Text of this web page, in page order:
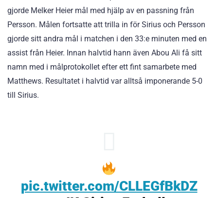
gjorde Melker Heier mål med hjälp av en passning från
Persson. Målen fortsatte att trilla in för Sirius och Persson
gjorde sitt andra mål i matchen i den 33:e minuten med en
assist från Heier. Innan halvtid hann även Abou Ali få sitt
namn med i målprotokollet efter ett fint samarbete med
Matthews. Resultatet i halvtid var alltså imponerande 5-0
till Sirius.
pic.twitter.com/CLLEGfBkDZ